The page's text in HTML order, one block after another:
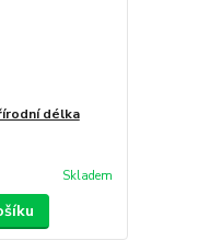
délka
Skladem